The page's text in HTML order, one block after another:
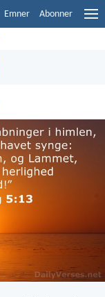
Emner Abonner